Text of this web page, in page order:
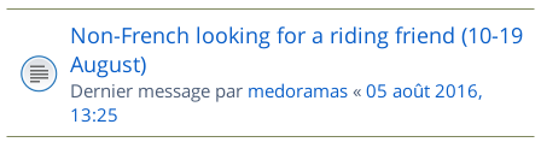
Non-French looking for a riding friend (10-19
August)
Dernier message par medoramas « 05 août 2016,
13:25